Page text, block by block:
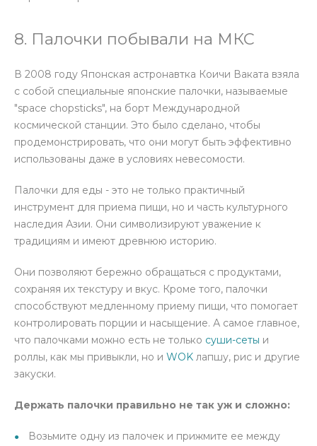
8. Палочки побывали на МКС
В 2008 году Японская астронавтка Коичи Ваката взяла
с собой специальные японские палочки, называемые
"space chopsticks", на борт Международной
космической станции. Это было сделано, чтобы
продемонстрировать, что они могут быть эффективно
использованы даже в условиях невесомости.
Палочки для еды - это не только практичный
инструмент для приема пищи, но и часть культурного
наследия Азии. Они символизируют уважение к
традициям и имеют древнюю историю.
Они позволяют бережно обращаться с продуктами,
сохраняя их текстуру и вкус. Кроме того, палочки
способствуют медленному приему пищи, что помогает
контролировать порции и насыщение. А самое главное,
что палочками можно есть не только суши-сеты и
роллы, как мы привыкли, но и WOK лапшу, рис и другие
закуски.
Держать палочки правильно не так уж и сложно:
Возьмите одну из палочек и прижмите ее между